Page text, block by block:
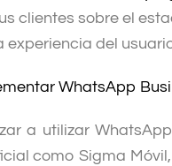
clientes sobre el
experiencia del
WhatsApp
a utilizar
como Sigma